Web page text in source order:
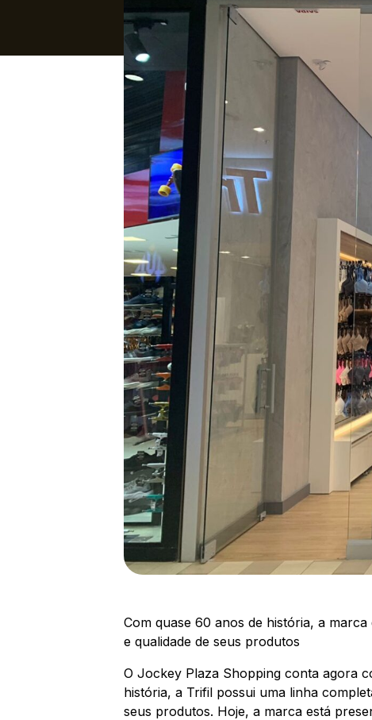
Com quase 60 anos de história, a
e qualidade de seus produtos
O Jockey Plaza Shopping conta agora
história, a Trifil possui uma linha
seus produtos. Hoje, a marca está